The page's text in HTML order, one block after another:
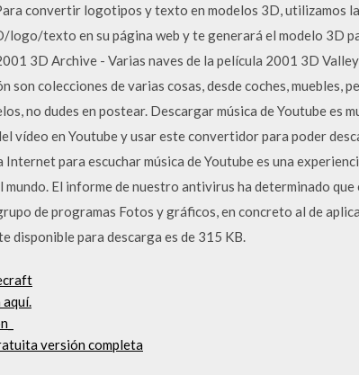
convertir logotipos y texto en modelos 3D, utilizamos
logo/texto en su página web y te generará el modelo 3D
3D Archive - Varias naves de la película 2001 3D
colecciones de varias cosas, desde coches, muebles,
no dudes en postear. Descargar música de Youtube es
vídeo en Youtube y usar este convertidor para poder
para escuchar música de Youtube es una
El informe de nuestro antivirus ha determinado
de programas Fotos y gráficos, en concreto al de
disponible para descarga es de 315 KB.
aquí.
versión completa